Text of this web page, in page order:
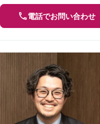
電話でお問い合わせ